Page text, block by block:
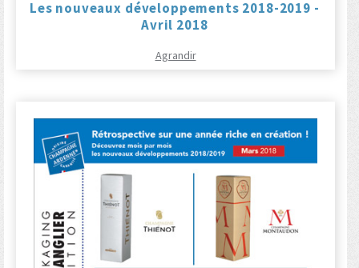
Les nouveaux développements 2018-2019 -
Avril 2018
Agrandir